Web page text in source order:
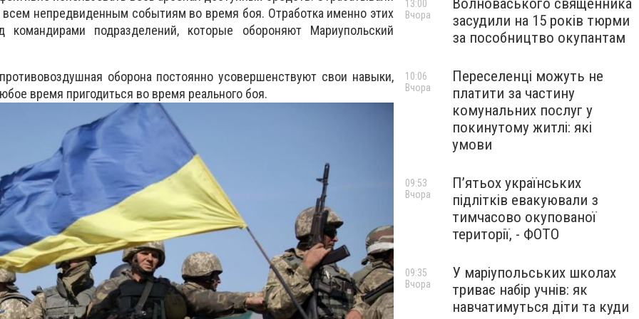
непредвиденным событиям во время боя. Отработка именно этих
командирами подразделений, которые обороняют Мариупольский
оборона постоянно усовершенствуют свои навыки,
время пригодиться во время реального боя.
Волноваського священника
засудили на 15 років тюрми
за пособництво окупантам
13:00
Вчора
Переселенці можуть не
платити за частину
комунальних послуг у
покинутому житлі: які
умови
10:06
Вчора
П’ятьох українських
підлітків евакуювали з
тимчасово окупованої
території, - ФОТО
09:53
Вчора
У маріупольських школах
триває набір учнів: як
навчатимуться діти та куди
09:35
Вчора